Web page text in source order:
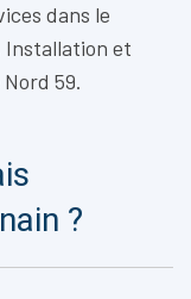
dans le
Installation et
59.
?